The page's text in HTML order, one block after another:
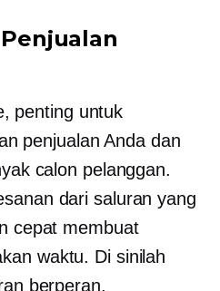
penting untuk
penjualan Anda dan
calon pelanggan.
dari saluran yang
cepat membuat
waktu. Di sinilah
berperan.